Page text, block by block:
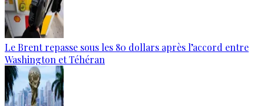
Le Brent repasse sous les 80 dollars après l’accord entre
Washington et Téhéran